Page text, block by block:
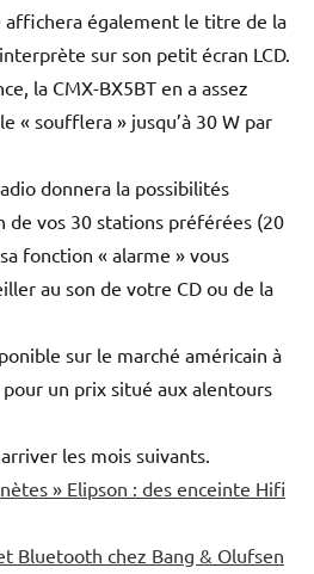
affichera également le titre de la
sur son petit écran LCD.
la CMX-BX5BT en a assez
« soufflera » jusqu’à 30 W par
donnera la possibilités
de vos 30 stations préférées (20
fonction « alarme » vous
au son de votre CD ou de la
sur le marché américain à
un prix situé aux alentours
les mois suivants.
» Elipson : des enceinte Hifi
Bluetooth chez Bang & Olufsen